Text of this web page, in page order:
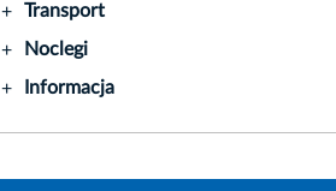
+ Transport
+ Noclegi
+ Informacja